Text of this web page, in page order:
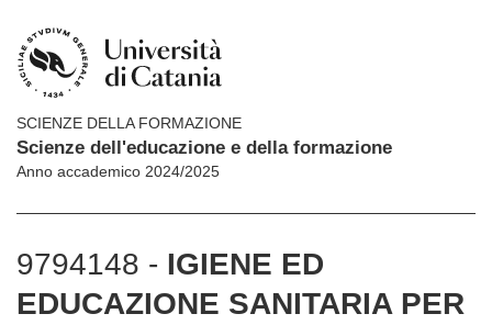
SCIENZE DELLA FORMAZIONE
Scienze dell'educazione e della formazione
Anno accademico 2024/2025
9794148 - IGIENE ED
EDUCAZIONE SANITARIA PER